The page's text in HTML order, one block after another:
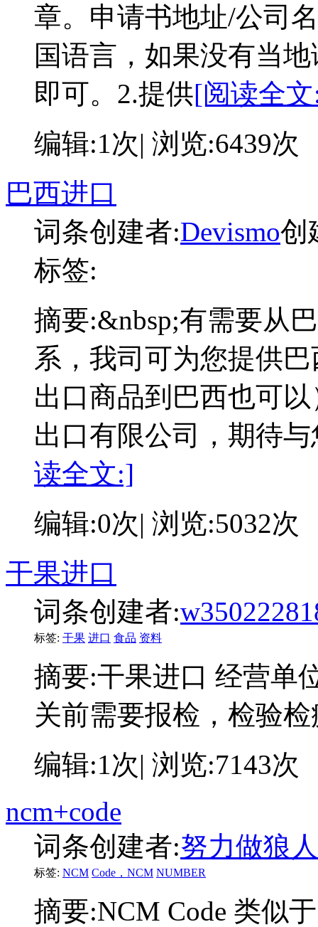
章。申请书地址/公司
国语言，如果没有当
即可。2.提供[阅读全
编辑:1次| 浏览:6439次
巴西进口
词条创建者:Devismo创
标签:
摘要:&nbsp;有需要从
系，我司可为您提供
出口商品到巴西也可
出口有限公司，期待与
读全文:]
编辑:0次| 浏览:5032次
干果进口
词条创建者:
标签: 干果 进口 食品 资料
摘要:干果进口 经营单
关前需要报检，检验
编辑:1次| 浏览:7143次
ncm+code
词条创建者:努力做狼人
标签: NCM Code，NCM NUMBER
摘要:NCM Code 类似